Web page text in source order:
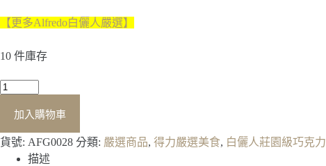
NT$128。NT$109。
【更多Alfredo白儷人嚴選】
10 件庫存
Alfredo
杏
加入購物車
貨號: AFG0028 分類: 嚴選商品, 得力嚴選美食, 白儷人莊園級巧克力
描述